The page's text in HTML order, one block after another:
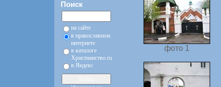
Поиск
на сайте
в православном
интернете
в каталоге
Христианство.ru
в Яндекс
фото 1